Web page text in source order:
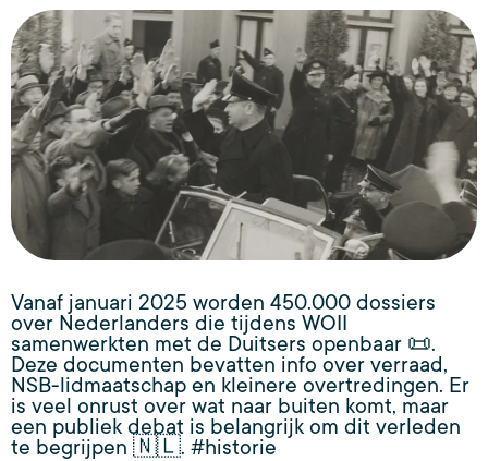
Vanaf januari 2025 worden 450.000 dossiers
over Nederlanders die tijdens WOII
samenwerkten met de Duitsers openbaar 📜.
Deze documenten bevatten info over verraad,
NSB-lidmaatschap en kleinere overtredingen. Er
is veel onrust over wat naar buiten komt, maar
een publiek debat is belangrijk om dit verleden
te begrijpen 🇳🇱. #historie